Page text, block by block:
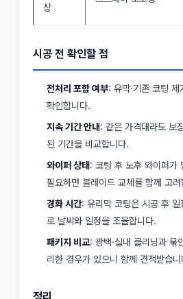
상
시공 전 확인할 점
전처리 포함 여부: 유막·기존 코팅 제
확인합니다.
지속 기간 안내: 같은 가격대라도 보
된 기간을 비교합니다.
와이퍼 상태: 코팅 후 노후 와이퍼가
필요하면 블레이드 교체를 함께 고려
경화 시간: 유리막 코팅은 시공 후
로 날씨와 일정을 조율합니다.
패키지 비교: 광택·실내 클리닝과 묶
리한 경우가 있으니 함께 견적받습니